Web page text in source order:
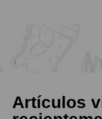
Artículos